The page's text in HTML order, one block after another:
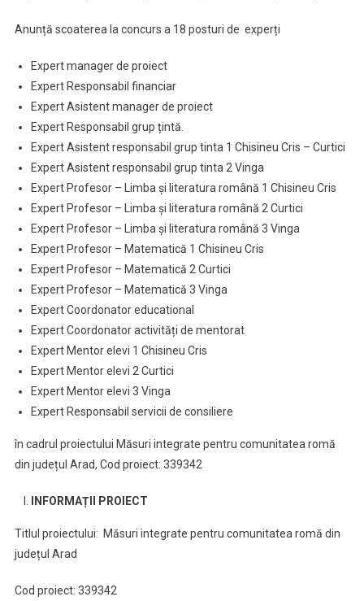
Anunță scoaterea la concurs a 18 posturi de experți
Expert manager de proiect
Expert Responsabil financiar
Expert Asistent manager de proiect
Expert Responsabil grup țintă.
Expert Asistent responsabil grup tinta 1 Chisineu Cris – Curtici
Expert Asistent responsabil grup tinta 2 Vinga
Expert Profesor – Limba și literatura română 1 Chisineu Cris
Expert Profesor – Limba și literatura română 2 Curtici
Expert Profesor – Limba și literatura română 3 Vinga
Expert Profesor – Matematică 1 Chisineu Cris
Expert Profesor – Matematică 2 Curtici
Expert Profesor – Matematică 3 Vinga
Expert Coordonator educational
Expert Coordonator activități de mentorat
Expert Mentor elevi 1 Chisineu Cris
Expert Mentor elevi 2 Curtici
Expert Mentor elevi 3 Vinga
Expert Responsabil servicii de consiliere
în cadrul proiectului Măsuri integrate pentru comunitatea romă
din județul Arad, Cod proiect: 339342
INFORMAȚII PROIECT
Titlul proiectului: Măsuri integrate pentru comunitatea romă din
județul Arad
Cod proiect: 339342